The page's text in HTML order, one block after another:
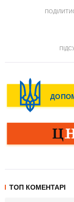
ТОП КОМЕНТАРІ